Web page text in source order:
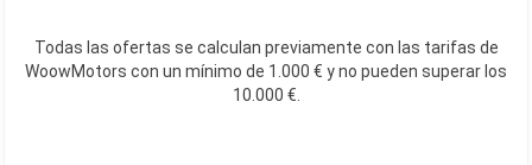
Todas las ofertas se calculan previamente con las tarifas de
WoowMotors con un mínimo de 1.000 € y no pueden superar los
10.000 €